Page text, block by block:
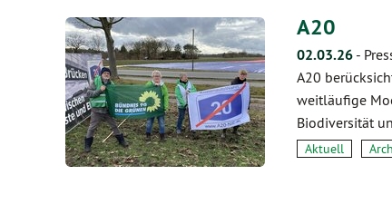
A20
02.03.26 -
A20
weitläufige
Biodiversität
Aktuell